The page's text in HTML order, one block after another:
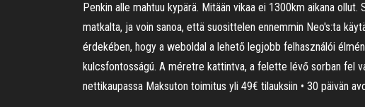
Penkin alle mahtuu kypärä. Mitään vikaa ei 1300km aikana
matkalta, ja voin sanoa, että suosittelen ennemmin Neo's:ta
érdekében, hogy a weboldal a lehető legjobb felhasználói
kulcsfontosságú. A méretre kattintva, a felette lévő sorban fel
nettikaupassa Maksuton toimitus yli 49€ tilauksiin • 30 päivän